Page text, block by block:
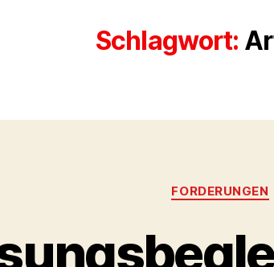
Schlagwort:
FORDERUNGEN